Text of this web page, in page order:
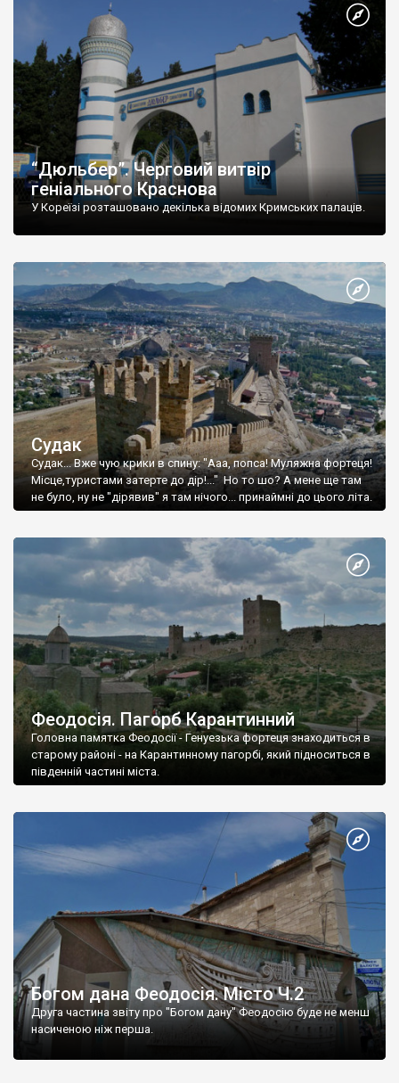
“Дюльбер”. Черговий витвір
геніального Краснова
У Кореїзі розташовано декілька відомих Кримських палаців.
Судак
Судак... Вже чую крики в спину: "Ааа, попса! Муляжна фортеця!
Місце,туристами затерте до дір!..." Но то шо? А мене ще там
не було, ну не "дірявив" я там нічого... принаймні до цього літа.
Феодосія. Пагорб Карантинний
Головна памятка Феодосії - Генуезька фортеця знаходиться в
старому районі - на Карантинному пагорбі, який підноситься в
південній частині міста.
Богом дана Феодосія. Місто Ч.2
Друга частина звіту про "Богом дану" Феодосію буде не менш
насиченою ніж перша.